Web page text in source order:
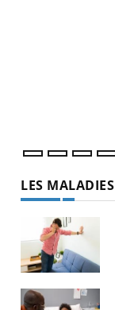
LES MALADIES